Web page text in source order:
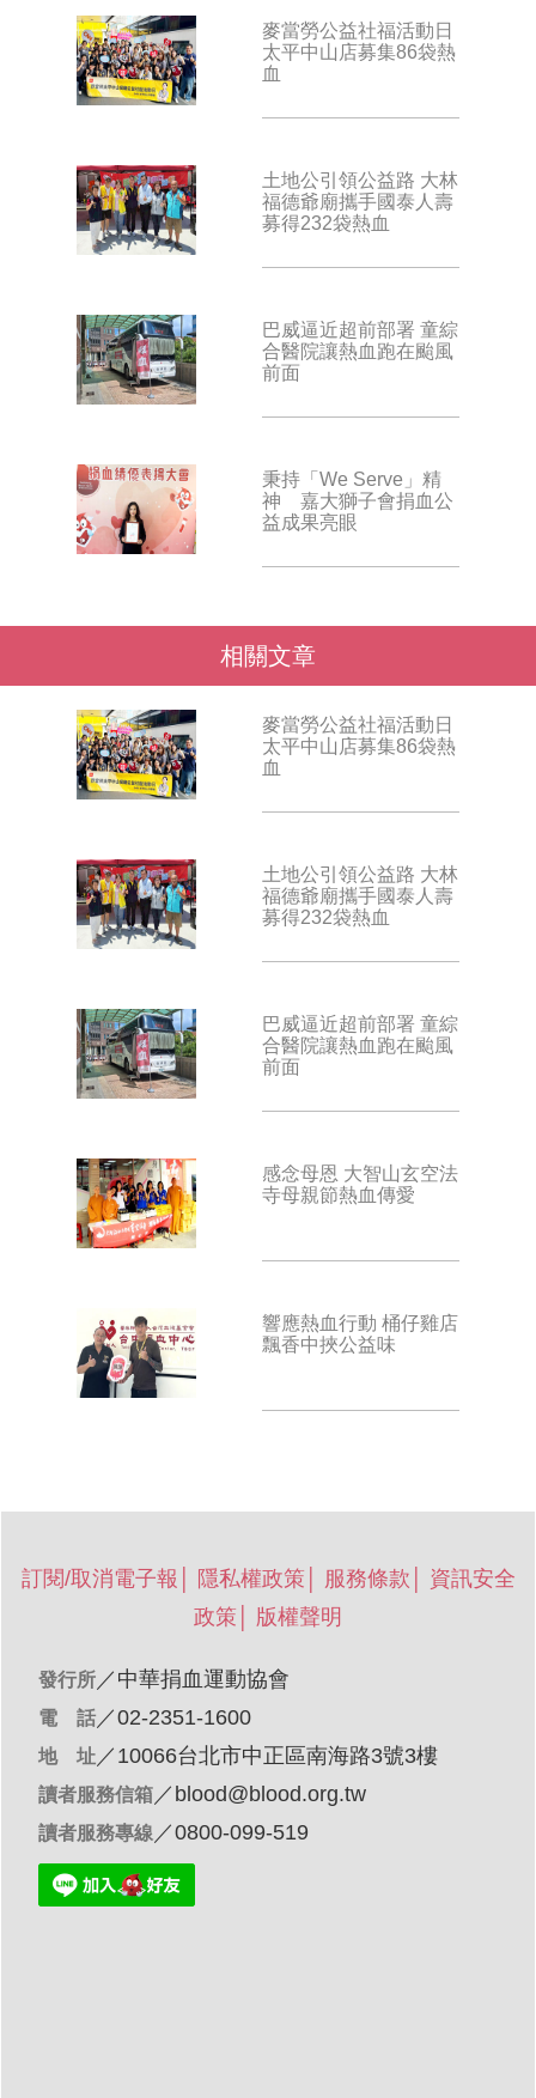
麥當勞公益社福活動日
太平中山店募集86袋熱
血
土地公引領公益路 大林
福德爺廟攜手國泰人壽
募得232袋熱血
巴威逼近超前部署 童綜
合醫院讓熱血跑在颱風
前面
秉持「We Serve」精
神 嘉大獅子會捐血公
益成果亮眼
相關文章
麥當勞公益社福活動日
太平中山店募集86袋熱
血
土地公引領公益路 大林
福德爺廟攜手國泰人壽
募得232袋熱血
巴威逼近超前部署 童綜
合醫院讓熱血跑在颱風
前面
感念母恩 大智山玄空法
寺母親節熱血傳愛
響應熱血行動 桶仔雞店
飄香中挾公益味
訂閱/取消電子報 隱私權政策 服務條款
資訊安全
政策
版權聲明
發行所／ 中華捐血運動協會
電 話／02-2351-1600
地 址／10066台北市中正區南海路3號3樓
讀者服務信箱／ blood@blood.org.tw
讀者服務專線 ／0800-099-519